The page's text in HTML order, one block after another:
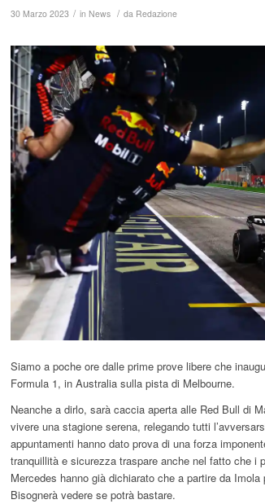
30 Marzo 2023 / in News / da Redazione
Siamo a poche ore dalle prime prove libere che
Formula 1, in Australia sulla pista di Melbourne.
Neanche a dirlo, sarà caccia aperta alle Red Bull di
vivere una stagione serena, relegando tutti
appuntamenti hanno dato prova di una forza
tranquillità e sicurezza traspare anche nel fatto che i
Mercedes hanno già dichiarato che a partire da
Bisognerà vedere se potrà bastare.